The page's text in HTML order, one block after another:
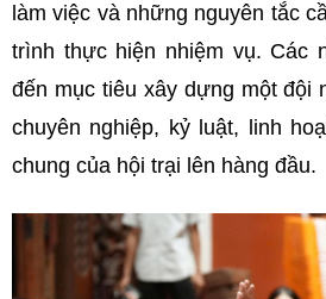
làm việc và những nguyên tắc
trình thực hiện nhiệm vụ. Các
đến mục tiêu xây dựng một đội
chuyên nghiệp, kỷ luật, linh
chung của hội trại lên hàng đầu.